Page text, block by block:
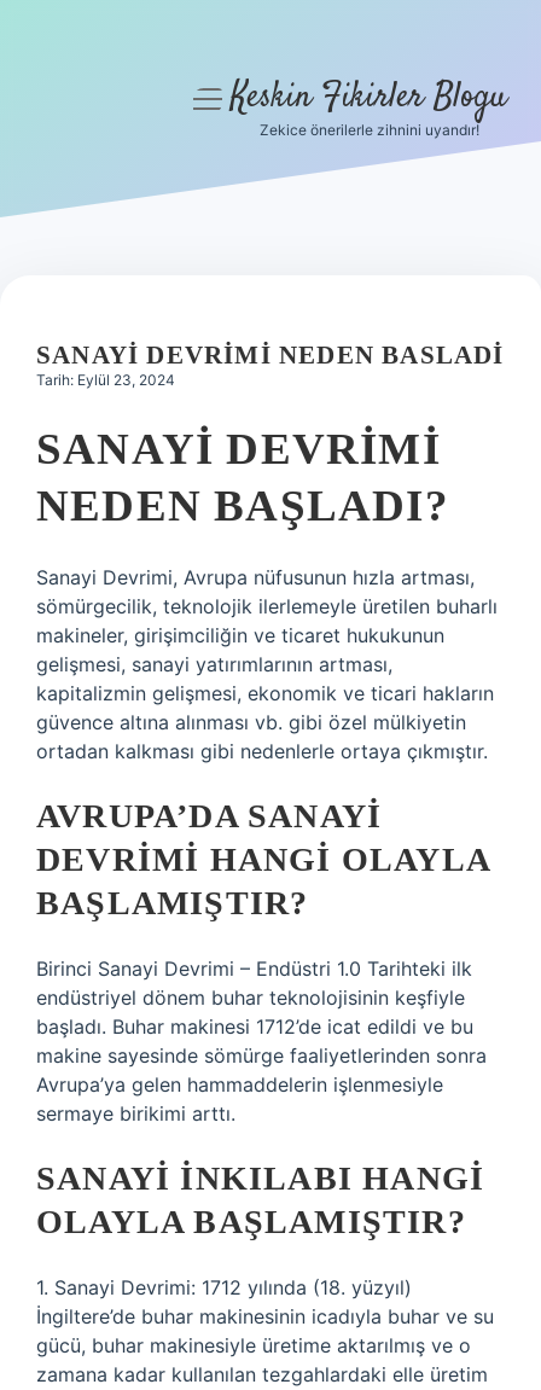
Hakkımızda
menüyüKeskin Fikirler Blogu
Zekice önerilerle zihnini uyandır!
SANAYI DEVRIMI NEDEN BASLADI
Tarih: Eylül 23, 2024
SANAYI DEVRIMI
NEDEN BAŞLADI?
Sanayi Devrimi, Avrupa nüfusunun hızla artması,
sömürgecilik, teknolojik ilerlemeyle üretilen buharlı
makineler, girişimciliğin ve ticaret hukukunun
gelişmesi, sanayi yatırımlarının artması,
kapitalizmin gelişmesi, ekonomik ve ticari hakların
güvence altına alınması vb. gibi özel mülkiyetin
ortadan kalkması gibi nedenlerle ortaya çıkmıştır.
AVRUPA’DA SANAYI
DEVRIMI HANGI OLAYLA
BAŞLAMIŞTIR?
Birinci Sanayi Devrimi – Endüstri 1.0 Tarihteki ilk
endüstriyel dönem buhar teknolojisinin keşfiyle
başladı. Buhar makinesi 1712’de icat edildi ve bu
makine sayesinde sömürge faaliyetlerinden sonra
Avrupa’ya gelen hammaddelerin işlenmesiyle
sermaye birikimi arttı.
SANAYI INKILABI HANGI
OLAYLA BAŞLAMIŞTIR?
1. Sanayi Devrimi: 1712 yılında (18. yüzyıl)
İngiltere’de buhar makinesinin icadıyla buhar ve su
gücü, buhar makinesiyle üretime aktarılmış ve o
zamana kadar kullanılan tezgahlardaki elle üretim